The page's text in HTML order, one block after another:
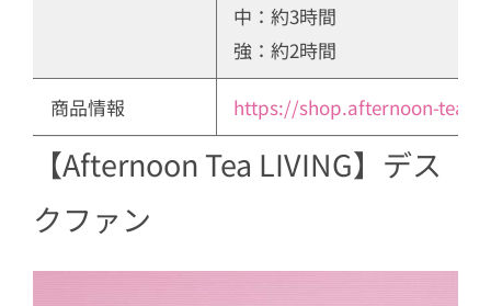
中：約3時間
強：約2時間
商品情報 https://shop.afternoon-
【Afternoon Tea LIVING】デス
クファン